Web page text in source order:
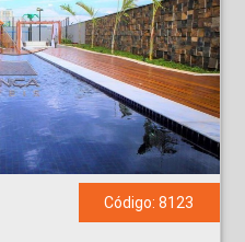
Código: 8123